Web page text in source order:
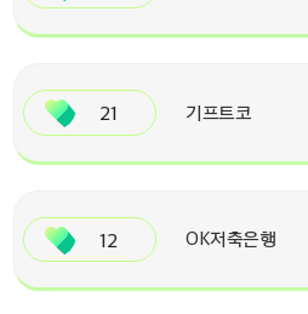
21 기프트코
12 OK저축은행